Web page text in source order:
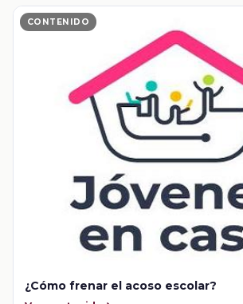
CONTENIDO
¿Cómo frenar el acoso escolar?